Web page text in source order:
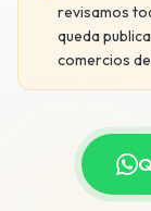
revisamos
queda
comercios